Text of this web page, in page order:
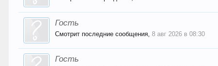
Гость
Смотрит последние сообщения,8 авг 2026 в 08:30
Гость